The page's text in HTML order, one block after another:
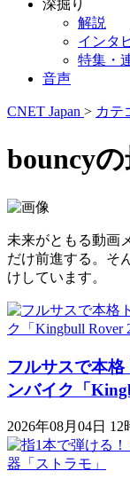
深掘り
解説
インタ
特集・
音声
CNET Japan > カテ
bouncy
未来がともる動画
だけ前進する。そ
けしています。
フルサスで本
ンバイク「
2026年08月04日 12